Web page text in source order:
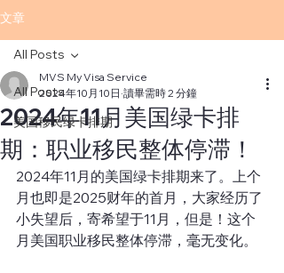
文章
All Posts
美国移民绿卡排期
All Posts
2024年11月美国绿卡排
期：职业移民整体停滞！
MVS My Visa Service
2024年10月10日 讀畢需時 2 分鐘
2024年11月的美国绿卡排期来了。上个
月也即是2025财年的首月，大家经历了
小失望后，寄希望于11月，但是！这个
月美国职业移民整体停滞，毫无变化。